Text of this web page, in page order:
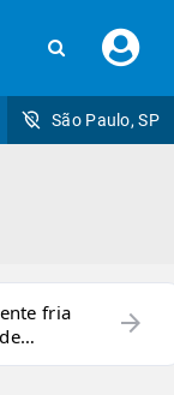
seu
São Paulo, SP
fria
arrow_forward